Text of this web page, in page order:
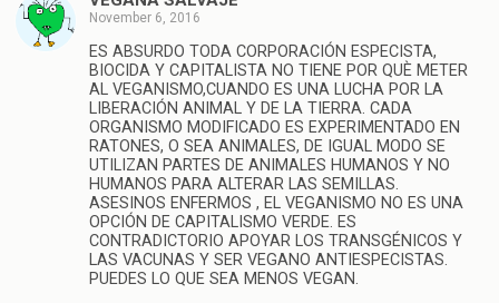
November 6, 2016
ES ABSURDO TODA CORPORACIÓN ESPECISTA,
BIOCIDA Y CAPITALISTA NO TIENE POR QUÈ METER
AL VEGANISMO,CUANDO ES UNA LUCHA POR LA
LIBERACIÓN ANIMAL Y DE LA TIERRA. CADA
ORGANISMO MODIFICADO ES EXPERIMENTADO EN
RATONES, O SEA ANIMALES, DE IGUAL MODO SE
UTILIZAN PARTES DE ANIMALES HUMANOS Y NO
HUMANOS PARA ALTERAR LAS SEMILLAS.
ASESINOS ENFERMOS , EL VEGANISMO NO ES UNA
OPCIÓN DE CAPITALISMO VERDE. ES
CONTRADICTORIO APOYAR LOS TRANSGÉNICOS Y
LAS VACUNAS Y SER VEGANO ANTIESPECISTAS.
PUEDES LO QUE SEA MENOS VEGAN.